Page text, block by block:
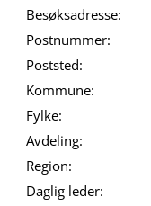
Besøksadresse:
Postnummer:
Poststed:
Kommune:
Fylke:
Avdeling:
Region:
Daglig leder: